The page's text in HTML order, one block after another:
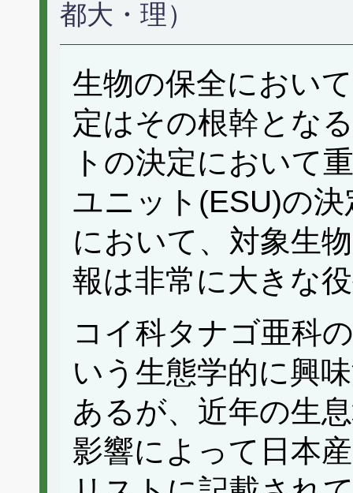
都大・理）
生物の保全におい
定はその根幹とな
トの決定において
ユニット(ESU)の
において、対象生
報は非常に大きな
コイ科タナゴ亜科
いう生態学的に興
あるが、近年の生
影響によって日本